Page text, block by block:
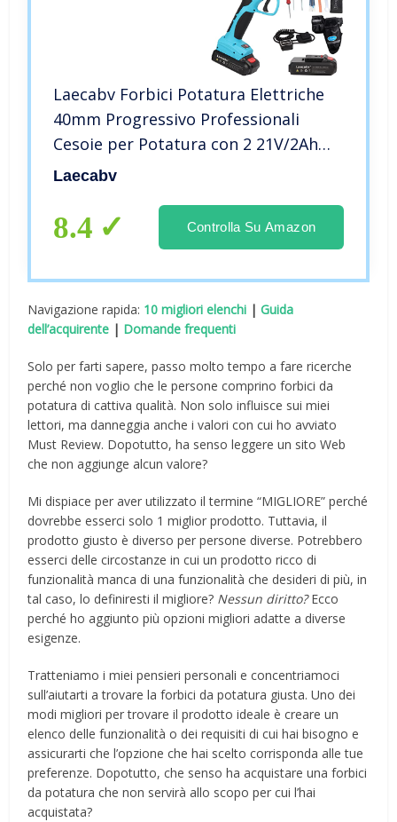
Laecabv Forbici Potatura Elettriche
40mm Progressivo Professionali
Cesoie per Potatura con 2 21V/2Ah
batteria per potatura Giardinaggio
Laecabv
8.4 Controlla Su Amazon
Navigazione rapida: 10 migliori elenchi |Guida
dell’acquirente | Domande frequenti
Solo per farti sapere, passo molto tempo a fare ricerche
perché non voglio che le persone comprino forbici da
potatura di cattiva qualità. Non solo influisce sui miei
lettori, ma danneggia anche i valori con cui ho avviato
Must Review. Dopotutto, ha senso leggere un sito Web
che non aggiunge alcun valore?
Mi dispiace per aver utilizzato il termine “MIGLIORE” perché
dovrebbe esserci solo 1 miglior prodotto. Tuttavia, il
prodotto giusto è diverso per persone diverse. Potrebbero
esserci delle circostanze in cui un prodotto ricco di
funzionalità manca di una funzionalità che desideri di più, in
tal caso, lo definiresti il ​​migliore? Nessun diritto?Ecco
perché ho aggiunto più opzioni migliori adatte a diverse
esigenze.
Tratteniamo i miei pensieri personali e concentriamoci
sull’aiutarti a trovare la forbici da potatura giusta. Uno dei
modi migliori per trovare il prodotto ideale è creare un
elenco delle funzionalità o dei requisiti di cui hai bisogno e
assicurarti che l’opzione che hai scelto corrisponda alle tue
preferenze. Dopotutto, che senso ha acquistare una forbici
da potatura che non servirà allo scopo per cui l’hai
acquistata?